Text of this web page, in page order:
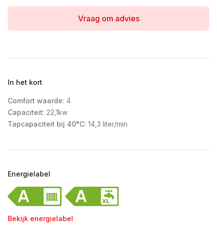
Vraag om advies
In het kort
Comfort waarde: 4
Capaciteit: 22,1kw
Tapcapaciteit bij 40°C: 14,3 liter/min
Energielabel
Bekijk energielabel